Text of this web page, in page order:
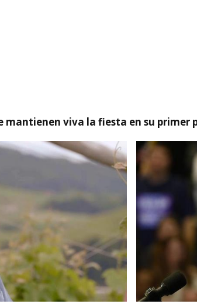
mantienen viva la fiesta en su primer